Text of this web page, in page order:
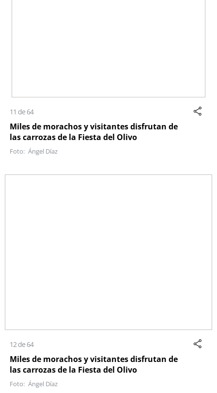
11 de 64
Miles de morachos y visitantes disfrutan de
las carrozas de la Fiesta del Olivo
Ángel Díaz
12 de 64
Miles de morachos y visitantes disfrutan de
las carrozas de la Fiesta del Olivo
Ángel Díaz